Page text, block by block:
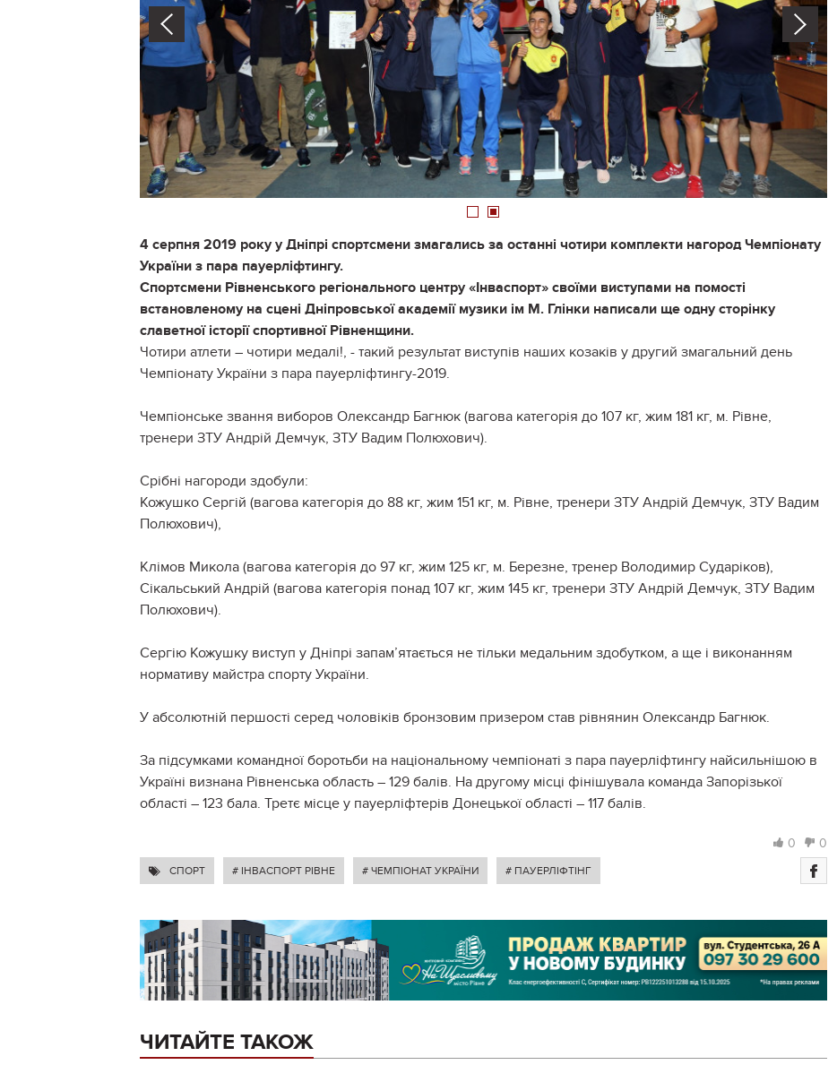
Prev Next
1 2
4 серпня 2019 року у Дніпрі спортсмени змагались за останні чотири комплекти нагород Чемпіонату
України з пара пауерліфтингу.
Спортсмени Рівненського регіонального центру «Інваспорт» своїми виступами на помості
встановленому на сцені Дніпровськоїакадеміїмузики ім М. Глінки написали ще одну сторінку
славетної історії спортивної Рівненщини.
Чотири атлети – чотири медалі!, - такий результат виступів наших козаків у другий змагальний день
Чемпіонату України з пара пауерліфтингу-2019.
Чемпіонське звання виборов Олександр Багнюк (вагова категорія до 107 кг, жим 181 кг, м. Рівне,
тренери ЗТУ Андрій Демчук, ЗТУ Вадим Полюхович).
Срібні нагороди здобули:
Кожушко Сергій (вагова категорія до 88 кг, жим 151 кг, м. Рівне, тренери ЗТУ Андрій Демчук, ЗТУ Вадим
Полюхович),
Клімов Микола (вагова категорія до 97 кг, жим 125 кг, м. Березне, тренер Володимир Сударіков),
Сікальський Андрій (вагова категорія понад 107 кг, жим 145 кг, тренери ЗТУ Андрій Демчук, ЗТУ Вадим
Полюхович).
Сергію Кожушку виступ у Дніпрі запам’ятається не тільки медальним здобутком, а ще і виконанням
нормативу майстра спорту України.
У абсолютній першості серед чоловіків бронзовим призером став рівнянин Олександр Багнюк.
За підсумками командної боротьби на національному чемпіонаті з пара пауерліфтингу найсильнішою в
Україні визнана Рівненська область – 129 балів. На другому місці фінішувала команда Запорізької
області – 123 бала. Третє місце у пауерліфтерів Донецької області – 117 балів.
0 0
СПОРТ # ІНВАСПОРТ РІВНЕ # ЧЕМПІОНАТ УКРАЇНИ # ПАУЕРЛІФТІНГ
ЧИТАЙТЕ ТАКОЖ